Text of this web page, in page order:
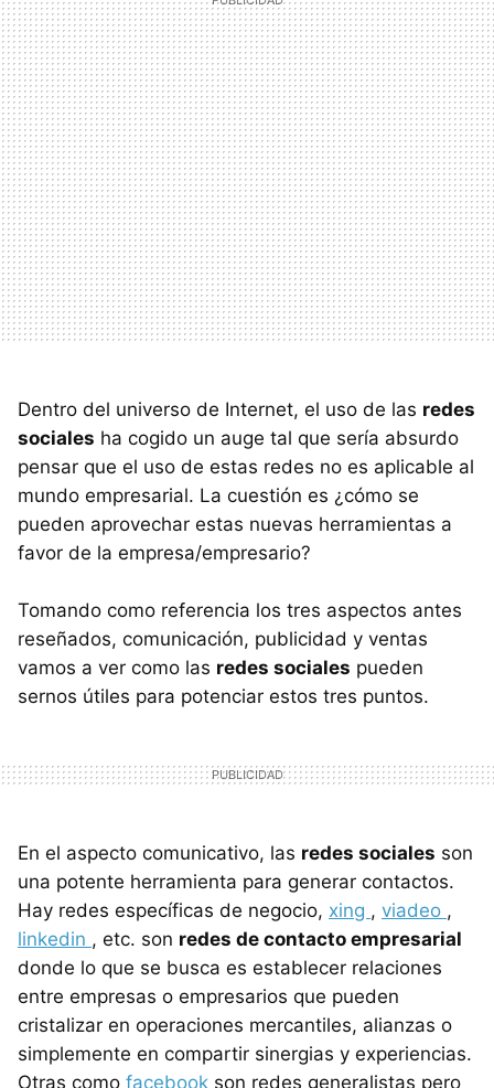
Dentro del universo de Internet, el uso de las redes
sociales ha cogido un auge tal que sería absurdo
pensar que el uso de estas redes no es aplicable al
mundo empresarial. La cuestión es ¿cómo se
pueden aprovechar estas nuevas herramientas a
favor de la empresa/empresario?
Tomando como referencia los tres aspectos antes
reseñados, comunicación, publicidad y ventas
vamos a ver como las redes sociales pueden
sernos útiles para potenciar estos tres puntos.
En el aspecto comunicativo, las redes sociales son
una potente herramienta para generar contactos.
Hay redes específicas de negocio, xing , viadeo ,
linkedin , etc. son redes de contacto empresarial
donde lo que se busca es establecer relaciones
entre empresas o empresarios que pueden
cristalizar en operaciones mercantiles, alianzas o
simplemente en compartir sinergias y experiencias.
Otras como facebook son redes generalistas pero